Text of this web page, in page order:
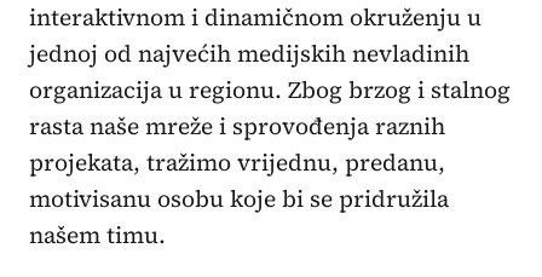
interaktivnom i dinamičnom okruženju u
jednoj od najvećih medijskih nevladinih
organizacija u regionu. Zbog brzog i stalnog
rasta naše mreže i sprovođenja raznih
projekata, tražimo vrijednu, predanu,
motivisanu osobu koje bi se pridružila
našem timu.